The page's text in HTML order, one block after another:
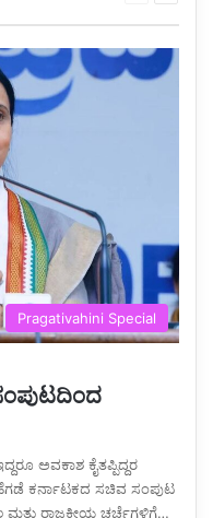
Pragativahini Special
ಅವಕಾಶ ಕೈತಪ್ಪಿದ್ದರ
ಕರ್ನಾಟಕದ ಸಚಿವ ಸಂಪುಟ
ರಾಜಕೀಯ ಚರ್ಚೆಗಳಿಗೆ…